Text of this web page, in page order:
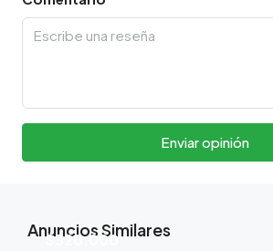
Enviar opinión
Anuncios Similares
$320,000